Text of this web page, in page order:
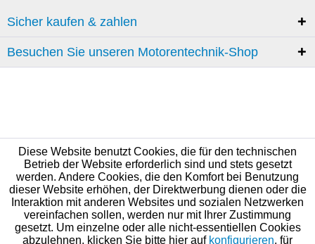
Sicher kaufen & zahlen
Besuchen Sie unseren Motorentechnik-Shop
Diese Website benutzt Cookies, die für den technischen
Betrieb der Website erforderlich sind und stets gesetzt
werden. Andere Cookies, die den Komfort bei Benutzung
dieser Website erhöhen, der Direktwerbung dienen oder die
Interaktion mit anderen Websites und sozialen Netzwerken
vereinfachen sollen, werden nur mit Ihrer Zustimmung
gesetzt. Um einzelne oder alle nicht-essentiellen Cookies
abzulehnen, klicken Sie bitte hier auf konfigurieren, für